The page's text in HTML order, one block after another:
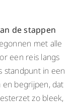
de stappen
met alle
een reis langs
standpunt in een
begrijpen, dat
zo bleek,